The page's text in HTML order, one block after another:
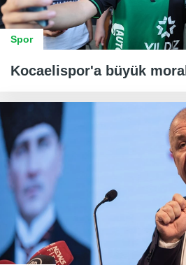
Spor
Kocaelispor'a büyük moral